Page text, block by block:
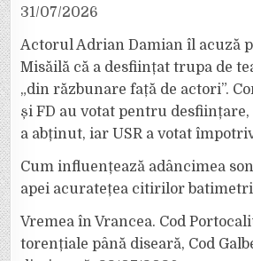
31/07/2026
Actorul Adrian Damian îl acuză
Misăilă că a desființat trupa de
„din răzbunare față de actori”.
și FD au votat pentru desființare,
a abținut, iar USR a votat
Cum influențează adâncimea
apei acuratețea citirilor
Vremea în Vrancea. Cod
torențiale până diseară, Cod